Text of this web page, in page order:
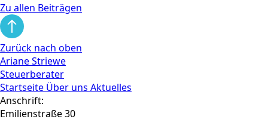
Zu allen Beiträgen
Zurück nach oben
Ariane Striewe
Steuerberater
Startseite Über uns Aktuelles
Anschrift:
Emilienstraße 30